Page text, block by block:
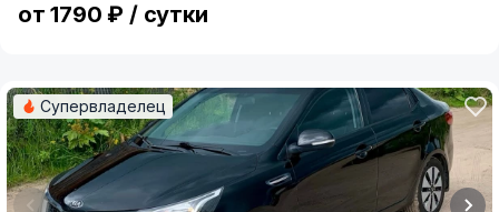
от 1790 ₽ / сутки
Супервладелец